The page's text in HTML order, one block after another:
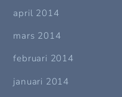
april 2014
mars 2014
februari 2014
januari 2014